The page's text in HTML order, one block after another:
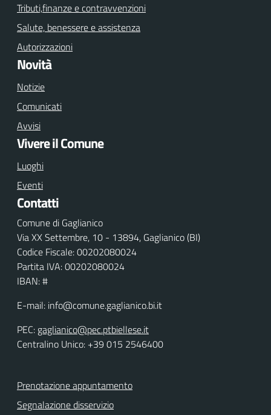
Tributi,finanze e contravvenzioni
Salute, benessere e assistenza
Autorizzazioni
Novità
Notizie
Comunicati
Avvisi
Vivere il Comune
Luoghi
Eventi
Contatti
Comune di Gaglianico
Via XX Settembre, 10 - 13894, Gaglianico (BI)
Codice Fiscale: 00202080024
Partita IVA: 00202080024
IBAN: #
E-mail: info@comune.gaglianico.bi.it
PEC: gaglianico@pec.ptbiellese.it
Centralino Unico: +39 015 2546400
Prenotazione appuntamento
Segnalazione disservizio